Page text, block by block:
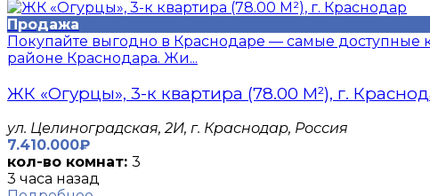
Продажа
Покупайте выгодно в Краснодаре — самые
районе Краснодара. Жи...
ЖК «Огурцы», 3-к квартира (78.00 М²), г.
​ул. Целиноградская, 2И, г. Краснодар, Россия
7.410.000₽
кол-во комнат: 3
3 часа назад